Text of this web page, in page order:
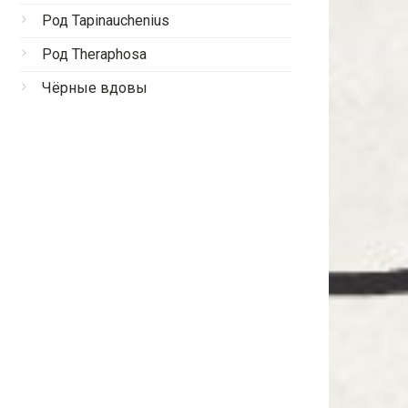
Род Tapinauchenius
Род Theraphosa
Чёрные вдовы